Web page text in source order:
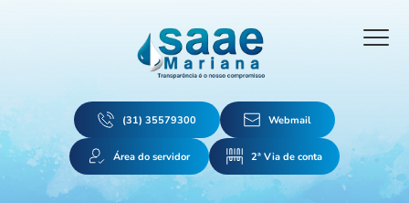
(31) 35579300 Webmail
Área do servidor 2ª Via de conta